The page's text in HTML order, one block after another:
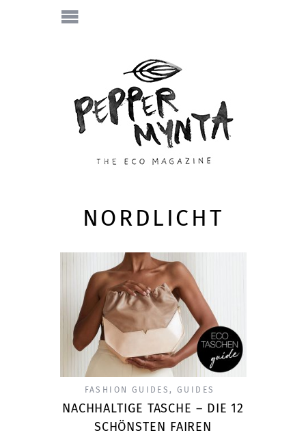
NORDLICHT
FASHION GUIDES, GUIDES
NACHHALTIGE TASCHE – DIE 12
SCHÖNSTEN FAIREN